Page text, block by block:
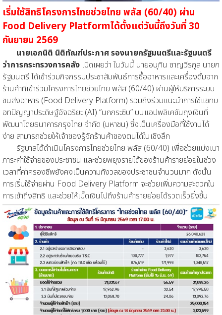
เริ่มใช้สิทธิโครงการไทยช่วยไทย พลัส (60/40) ผ่าน
Food Delivery Platformได้ตั้งแต่วันนี้ถึงวันที่ 30
กันยายน 2569
นายเอกนิติ นิติทัณฑ์ประภาศ รองนายกรัฐมนตรีและรัฐมนตรี
ว่าการกระทรวงการคลัง เปิดเผยว่า ในวันนี้ นายอนุทิน ชาญวีรกูล นายก
รัฐมนตรี ได้เข้าร่วมกิจกรรมประชาสัมพันธ์การซื้ออาหารและเครื่องดื่มจาก
ร้านค้าที่เข้าร่วมโครงการไทยช่วยไทย พลัส (60/40) ผ่านผู้ให้บริการระบบ
ขนส่งอาหาร (Food Delivery Platform) รวมถึงร่วมแนะนำการใช้แชทบ
อทปัญญาประดิษฐ์อัจฉริยะ (AI) “นกกระซิบ” บนแอปพลิเคชันถุงเงินที่
พัฒนาโดยธนาคารกรุงไทย จำกัด (มหาชน) ซึ่งเป็นเครื่องมือที่ใช้งานได้
ง่าย สามารถช่วยให้เจ้าของรู้จักร้านค้าของตนได้ในเชิงลึก
รัฐบาลได้ดำเนินโครงการไทยช่วยไทย พลัส (60/40) เพื่อช่วยแบ่งเบา
ภาระค่าใช้จ่ายของประชาชน และช่วยพยุงรายได้ของร้านค้ารายย่อยในช่วง
เวลาที่ค่าครองชีพยังคงเป็นความกังวลของประชาชนจำนวนมาก ดังนั้น
การเริ่มใช้จ่ายผ่าน Food Delivery Platform จะช่วยเพิ่มความสะดวกใน
การเข้าถึงสิทธิ และช่วยให้เม็ดเงินไปถึงร้านค้ารายย่อยได้รวดเร็วยิ่งขึ้น